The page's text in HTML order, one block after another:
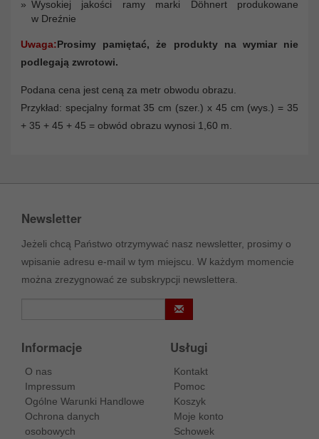
Wysokiej jakości ramy marki Döhnert produkowane
w Dreźnie
Uwaga:Prosimy pamiętać, że produkty na wymiar nie
podlegają zwrotowi.
Podana cena jest ceną za metr obwodu obrazu.
Przykład: specjalny format 35 cm (szer.) x 45 cm (wys.) = 35
+ 35 + 45 + 45 = obwód obrazu wynosi 1,60 m.
Newsletter
Jeżeli chcą Państwo otrzymywać nasz newsletter, prosimy o
wpisanie adresu e-mail w tym miejscu. W każdym momencie
można zrezygnować ze subskrypcji newslettera.
Informacje
O nas
Impressum
Ogólne Warunki Handlowe
Ochrona danych
osobowych
Usługi
Kontakt
Pomoc
Koszyk
Moje konto
Schowek